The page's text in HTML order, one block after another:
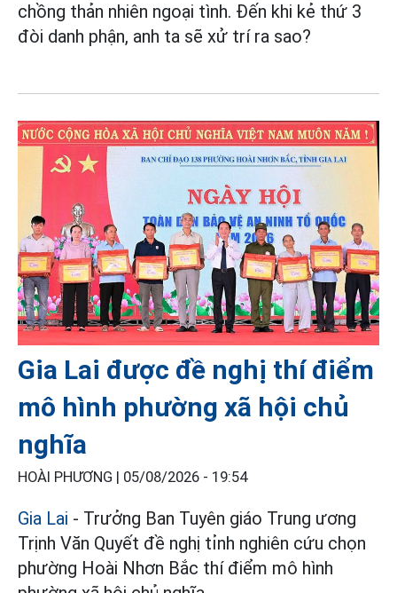
chồng thản nhiên ngoại tình. Đến khi kẻ thứ 3
đòi danh phận, anh ta sẽ xử trí ra sao?
Gia Lai được đề nghị thí điểm
mô hình phường xã hội chủ
nghĩa
HOÀI PHƯƠNG | 05/08/2026 - 19:54
Gia Lai - Trưởng Ban Tuyên giáo Trung ương
Trịnh Văn Quyết đề nghị tỉnh nghiên cứu chọn
phường Hoài Nhơn Bắc thí điểm mô hình